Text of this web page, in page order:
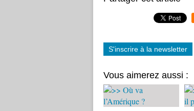
S'inscrire à la newsletter
Vous aimerez aussi :